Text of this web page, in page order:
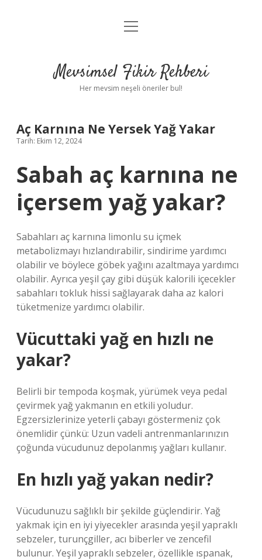
Anasayfa
Yasal Uyarı
menüyü
Mevsimsel Fikir Rehberi
Her mevsim neşeli öneriler bul!
Aç Karnına Ne Yersek Yağ Yakar
Tarih: Ekim 12, 2024
Sabah aç karnına ne
içersem yağ yakar?
Sabahları aç karnına limonlu su içmek
metabolizmayı hızlandırabilir, sindirime yardımcı
olabilir ve böylece göbek yağını azaltmaya yardımcı
olabilir. Ayrıca yeşil çay gibi düşük kalorili içecekler
sabahları tokluk hissi sağlayarak daha az kalori
tüketmenize yardımcı olabilir.
Vücuttaki yağ en hızlı ne
yakar?
Belirli bir tempoda koşmak, yürümek veya pedal
çevirmek yağ yakmanın en etkili yoludur.
Egzersizlerinize yeterli çabayı göstermeniz çok
önemlidir çünkü: Uzun vadeli antrenmanlarınızın
çoğunda vücudunuz depolanmış yağları kullanır.
En hızlı yağ yakan nedir?
Vücudunuzu sağlıklı bir şekilde güçlendirir. Yağ
yakmak için en iyi yiyecekler arasında yeşil yapraklı
sebzeler, turunçgiller, acı biberler ve zencefil
bulunur. Yeşil yapraklı sebzeler, özellikle ıspanak,